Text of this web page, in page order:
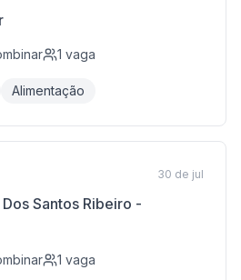
1 vaga
Alimentação
Santos Ribeiro -
1 vaga
30 de jul